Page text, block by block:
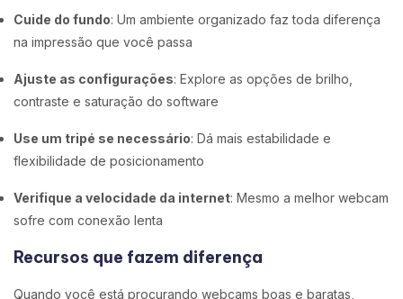
Cuide do fundo: Um ambiente organizado faz toda diferença
na impressão que você passa
Ajuste as configurações: Explore as opções de brilho,
contraste e saturação do software
Use um tripé se necessário: Dá mais estabilidade e
flexibilidade de posicionamento
Verifique a velocidade da internet: Mesmo a melhor webcam
sofre com conexão lenta
Recursos que fazem diferença
Quando você está procurando webcams boas e baratas,